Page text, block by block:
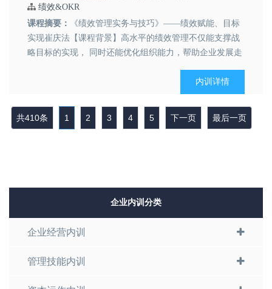
绩效&OKR
课程摘要：
《绩效管理实务与技巧》——绩效赋能、目标
实现崔庆法【课程背景】高水平的绩效管理不仅能支撑战
略目标的实现， 同时还能优化组织能力，帮助企业发展走
大师德鲁克曾说，所谓企业管理最终就是绩效管理；可见
绩效管理是企业管理的重中之重。面对当前形势，企业更
内训详情
共410条 1 2 3 4 5 下一页 最后一页
企业内训分类
企业经营内训
管理技能内训